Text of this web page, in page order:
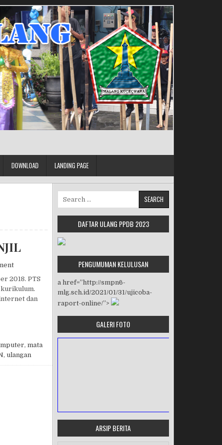
DOWNLOAD LANDING PAGE
on PENILAIAN TENGAH SEMESTER (PTS) GANJIL
2018. PTS
kurikulum.
dan
, mata
, ulangan
Search for:
DAFTAR ULANG PPDB 2023
PENGUMUMAN KELULUSAN
a href=”http://smpn6-
mlg.sch.id/2021/01/31/ujicoba-
raport-online/”>
GALERI FOTO
ARSIP BERITA